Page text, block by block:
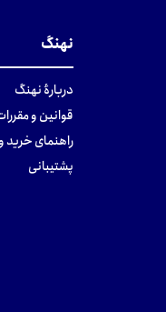
نهنگ
دربارهٔ نهنگ
قوانین و
راهنمای خرید
پشتیبانی